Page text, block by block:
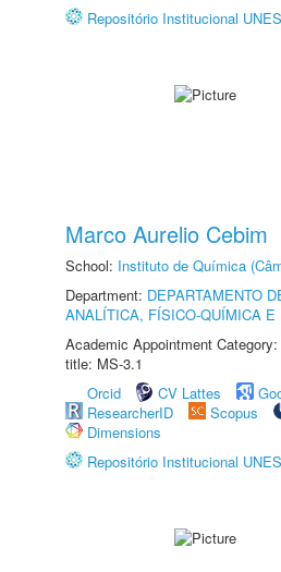
Repositório Institucional
Marco Aurelio Cebim
School: Instituto de Química
Department: DEPARTAMENTO
ANALÍTICA, FÍSICO-QUÍMICA E
Academic Appointment
title: MS-3.1
Orcid
CV Lattes
ResearcherID
Scopus
Dimensions
Repositório Institucional